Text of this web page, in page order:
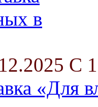
С
«Для